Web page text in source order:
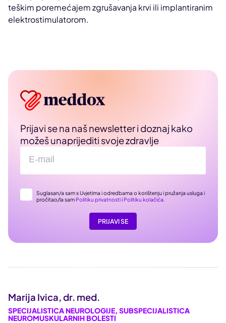
teškim poremećajem zgrušavanja krvi ili implantiranim
elektrostimulatorom.
Prijavi se na naš newsletter i doznaj kako
možeš unaprijediti svoje zdravlje
Suglasan/a sam s Uvjetima i odredbama o korištenju i pružanja usluga i
pročitao/la sam Politiku privatnostii Politiku kolačića.
PRIJAVI SE
Marija Ivica, dr. med.
SPECIJALISTICA NEUROLOGIJE, SUBSPECIJALISTICA
NEUROMUSKULARNIH BOLESTI